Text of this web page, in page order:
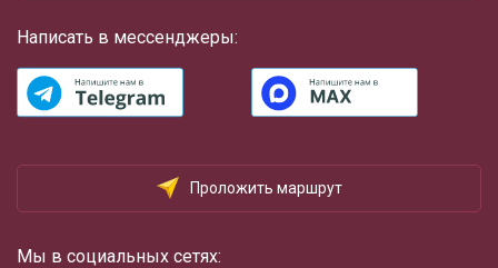
Написать в мессенджеры:
Проложить маршрут
Мы в социальных сетях: